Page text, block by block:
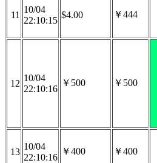
11
10/04
22:10:15
$4.00 ￥444
12
10/04
22:10:16
￥500 ￥500
13
10/04
22:10:16
￥400 ￥400